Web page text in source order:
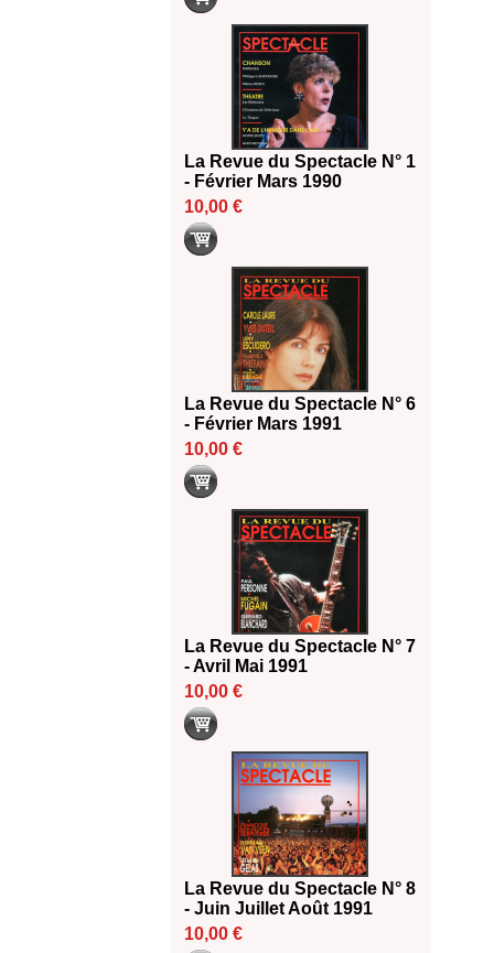
La Revue du Spectacle N° 1
- Février Mars 1990
10,00 €
La Revue du Spectacle N° 6
- Février Mars 1991
10,00 €
La Revue du Spectacle N° 7
- Avril Mai 1991
10,00 €
La Revue du Spectacle N° 8
- Juin Juillet Août 1991
10,00 €